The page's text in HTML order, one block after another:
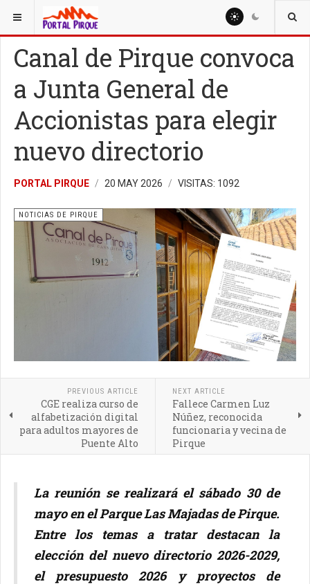
ESTÁ AQUÍ: NOTICIAS
Canal de Pirque convoca
a Junta General de
Accionistas para elegir
nuevo directorio
PORTAL PIRQUE 20 MAY 2026 VISITAS: 1092
NOTICIAS DE PIRQUE
PREVIOUS ARTICLE
CGE realiza curso de
alfabetización digital
para adultos mayores de
Puente Alto
NEXT ARTICLE
Fallece Carmen Luz
Núñez, reconocida
funcionaria y vecina de
Pirque
La reunión se realizará el sábado 30 de
mayo en el Parque Las Majadas de Pirque.
Entre los temas a tratar destacan la
elección del nuevo directorio 2026-2029,
el presupuesto 2026 y proyectos de